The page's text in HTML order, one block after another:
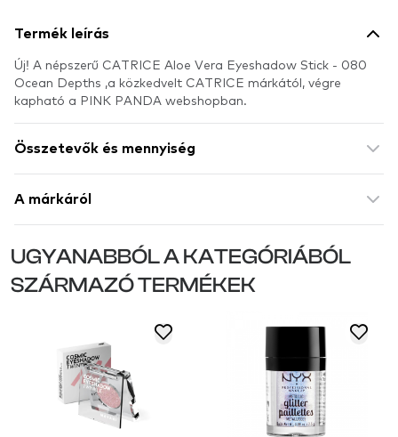
Termék leírás
Új! A népszerű CATRICE Aloe Vera Eyeshadow Stick - 080
Ocean Depths ,a közkedvelt CATRICE márkától, végre
kapható a PINK PANDA webshopban.
Összetevők és mennyiség
A márkáról
UGYANABBÓL A KATEGÓRIÁBÓL
SZÁRMAZÓ TERMÉKEK